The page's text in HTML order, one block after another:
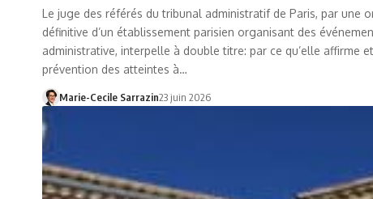
Le juge des référés du tribunal administratif de Paris, par une
définitive d’un établissement parisien organisant des
administrative, interpelle à double titre: par ce qu’elle affirme
prévention des atteintes à…
Marie-Cecile Sarrazin23 juin 2026